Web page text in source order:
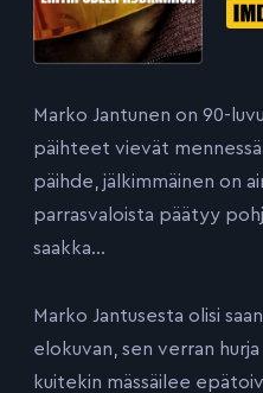
Marko Jantunen on 90-
päihteet vievät
päihde, jälkimmäinen on
parrasvaloista päätyy
saakka…
Marko Jantusesta olisi
elokuvan, sen verran
kuitekin mässäilee